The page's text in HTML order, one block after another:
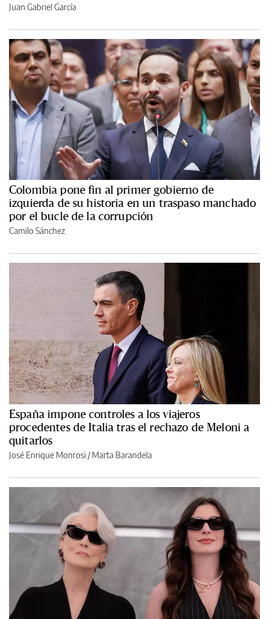
Juan Gabriel García
Colombia pone fin al primer gobierno de
izquierda de su historia en un traspaso manchado
por el bucle de la corrupción
Camilo Sánchez
España impone controles a los viajeros
procedentes de Italia tras el rechazo de Meloni a
quitarlos
José Enrique Monrosi / Marta Barandela